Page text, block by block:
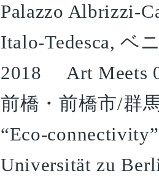
Palazzo Albrizzi-
Italo-Tedesca, ベ
2018 Art Meets
前橋・前橋市/群
“Eco-
Universität zu